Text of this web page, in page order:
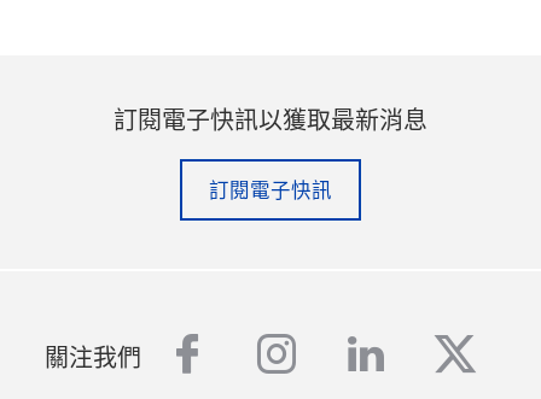
訂閱電子快訊以獲取最新消息
訂閱電子快訊
關注我們 facebook
instagram
linkedin